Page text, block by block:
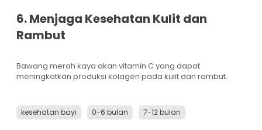
6. Menjaga Kesehatan Kulit dan
Rambut
Bawang merah kaya akan vitamin C yang dapat
meningkatkan produksi kolagen pada kulit dan rambut.
kesehatan bayi 0-6 bulan 7-12 bulan